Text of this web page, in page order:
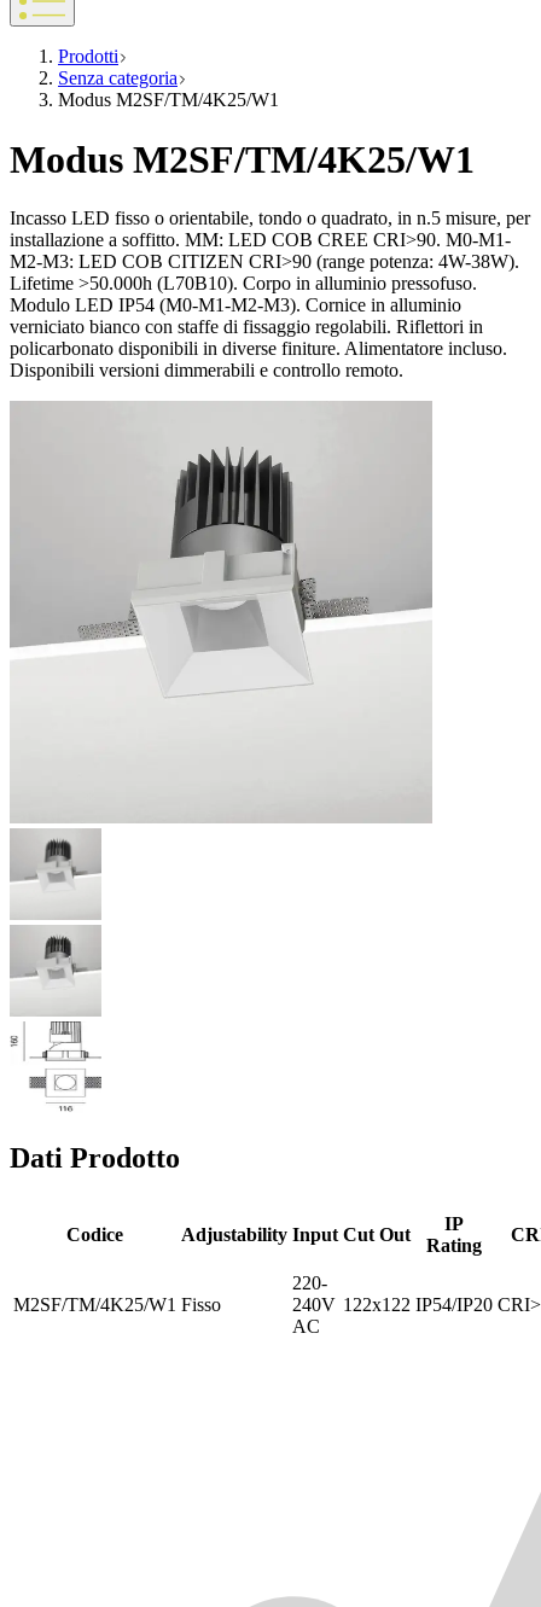
Prodotti
Senza categoria
Modus M2SF/TM/4K25/W1
Modus M2SF/TM/4K25/W1
Incasso LED fisso o orientabile, tondo o quadrato, in n.5 misure, per
installazione a soffitto. MM: LED COB CREE CRI>90. M0-M1-
M2-M3: LED COB CITIZEN CRI>90 (range potenza: 4W-38W).
Lifetime >50.000h (L70B10). Corpo in alluminio pressofuso.
Modulo LED IP54 (M0-M1-M2-M3). Cornice in alluminio
verniciato bianco con staffe di fissaggio regolabili. Riflettori in
policarbonato disponibili in diverse finiture. Alimentatore incluso.
Disponibili versioni dimmerabili e controllo remoto.
Dati Prodotto
Codice Adjustability Input Cut Out
IP
Rating
M2SF/TM/4K25/W1 Fisso
220-
240V
AC
122x122 IP54/IP20